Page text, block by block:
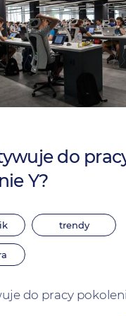
do
Y?
trendy
do pracy